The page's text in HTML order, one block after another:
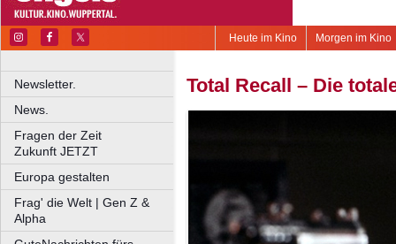
Morgen im Kino
Heute im Kino
Newsletter.
News.
Fragen der Zeit
Zukunft JETZT
Europa gestalten
Frag' die Welt | Gen Z &
Alpha
Total Recall – Die